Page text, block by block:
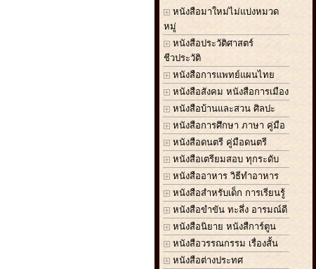
หนังสือมาใหม่ไม่แบ่งหมวด
หมู่
หนังสือประวัติศาสตร์
ชีวประวัติ
หนังสือการแพทย์แผนไทย
หนังสือสังคม หนังสือการเมือง
หนังสือบ้านและสวน ศิลปะ
หนังสือการศึกษา ภาษา คู่มือ
หนังสือดนตรี คู่มือดนตรี
หนังสือเตรียมสอบ ทุกระดับ
หนังสืออาหาร วิธีทำอาหาร
หนังสือสำหรับเด็ก การเรียนรู้
หนังสือขำขัน ทะลึ่ง อารมณ์ดี
หนังสือนิยาย หนังสืการ์ตูน
หนังสือวรรณกรรม เรื่องสั้น
หนังสือต่างประทศ